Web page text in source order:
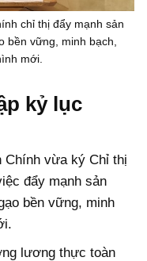
chỉ thị đẩy mạnh sản
bền vững, minh bạch,
mới.
kỷ lục
Chính vừa ký Chỉ thị
đẩy mạnh sản
bền vững, minh
lương thực toàn